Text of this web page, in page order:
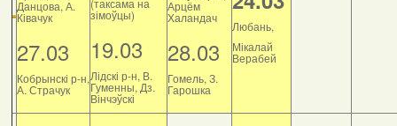
Данцова, А.
Ківачук
27.03
Кобрынскі р-н,
А. Страчук
(таксама на
зімоўцы)
19.03
Лідскі р-н, В.
Гуменны, Дз.
Вінчэўскі
Арцём
Халандач
28.03
Гомель, З.
Гарошка
Любань,
Мікалай
Верабей